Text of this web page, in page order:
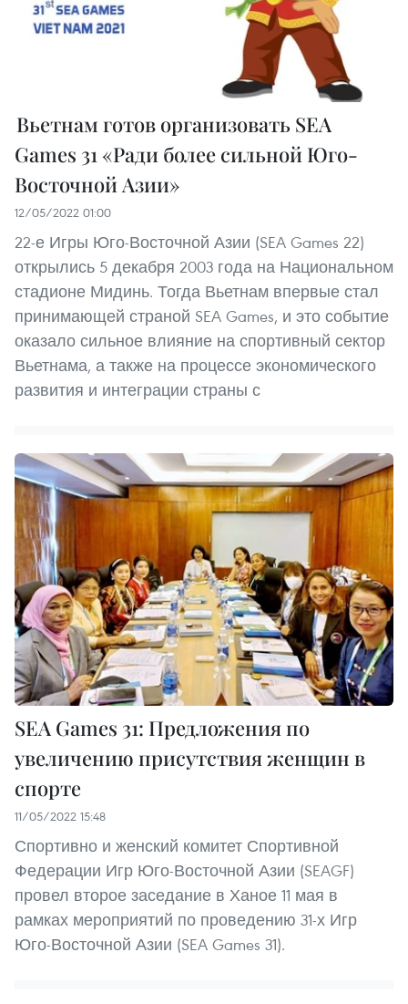
Вьетнам готов организовать SEA
Games 31 «Ради более сильной Юго-
Восточной Азии»
12/05/2022 01:00
22-е Игры Юго-Восточной Азии (SEA Games 22)
открылись 5 декабря 2003 года на Национальном
стадионе Мидинь. Тогда Вьетнам впервые стал
принимающей страной SEA Games, и это событие
оказало сильное влияние на спортивный сектор
Вьетнама, а также на процессе экономического
развития и интеграции страны с
SEA Games 31: Предложения по
увеличению присутствия женщин в
спорте
11/05/2022 15:48
Спортивно и женский комитет Спортивной
Федерации Игр Юго-Восточной Азии (SEAGF)
провел второе заседание в Ханое 11 мая в
рамках мероприятий по проведению 31-х Игр
Юго-Восточной Азии (SEA Games 31).